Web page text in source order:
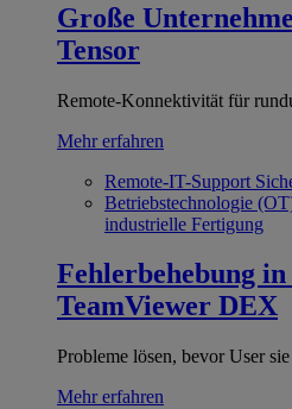
Große
Tensor
Remote-Konnektivität für
Mehr erfahren
Remote-IT-Support
Betriebstechnologie
industrielle Fertigung
Fehlerbehebung
TeamViewer DEX
Probleme lösen, bevor User
Mehr erfahren